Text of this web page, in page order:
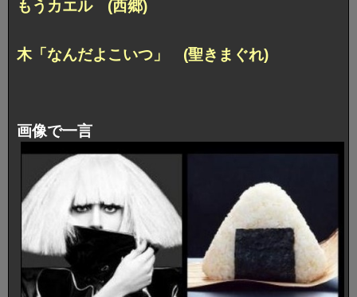
もうカエル (西郷)
木「なんだよこいつ」 (聖きまぐれ)
画像で一言